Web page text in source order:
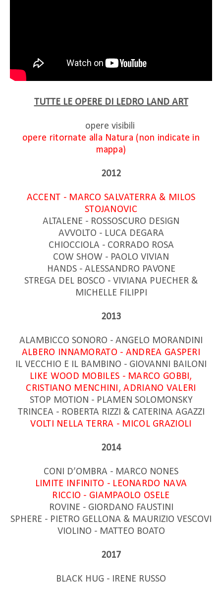
TUTTE LE OPERE DI LEDRO LAND ART
opere visibili
opere ritornate alla Natura (non indicate in
mappa)
2012
ACCENT - MARCO SALVATERRA & MILOS
STOJANOVIC
ALTALENE - ROSSOSCURO DESIGN
AVVOLTO - LUCA DEGARA
CHIOCCIOLA - CORRADO ROSA
COW SHOW - PAOLO VIVIAN
HANDS - ALESSANDRO PAVONE
STREGA DEL BOSCO - VIVIANA PUECHER &
MICHELLE FILIPPI
2013
ALAMBICCO SONORO - ANGELO MORANDINI
ALBERO INNAMORATO - ANDREA GASPERI
IL VECCHIO E IL BAMBINO - GIOVANNI BAILONI
LIKE WOOD MOBILES - MARCO GOBBI,
CRISTIANO MENCHINI, ADRIANO VALERI
STOP MOTION - PLAMEN SOLOMONSKY
TRINCEA - ROBERTA RIZZI & CATERINA AGAZZI
VOLTI NELLA TERRA - MICOL GRAZIOLI
2014
CONI D’OMBRA - MARCO NONES
LIMITE INFINITO - LEONARDO NAVA
RICCIO - GIAMPAOLO OSELE
ROVINE - GIORDANO FAUSTINI
SPHERE - PIETRO GELLONA & MAURIZIO VESCOVI
VIOLINO - MATTEO BOATO
2017
BLACK HUG - IRENE RUSSO